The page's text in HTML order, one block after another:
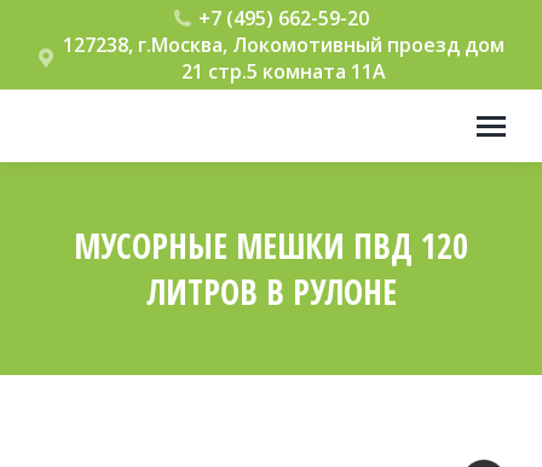
+7 (495) 662-59-20
127238, г.Москва, Локомотивный проезд дом
21 стр.5 комната 11А
МУСОРНЫЕ МЕШКИ ПВД 120
ЛИТРОВ В РУЛОНЕ